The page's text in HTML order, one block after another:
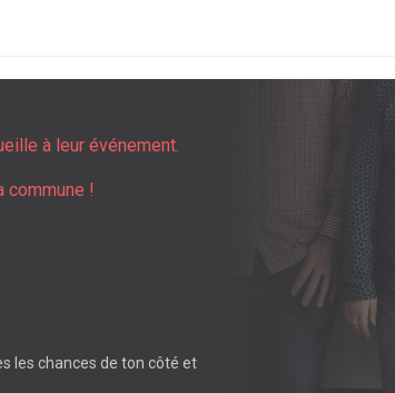
à leur événement.
commune !
les chances de ton côté et